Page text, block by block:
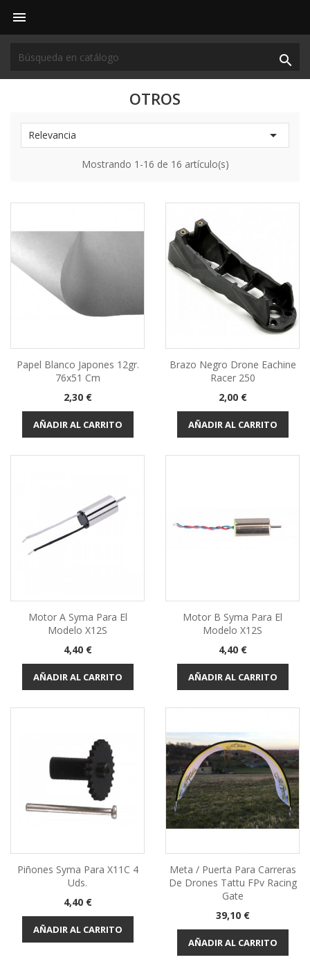


OTROS
Relevancia 
Mostrando 1-16 de 16 artículo(s)
Papel Blanco Japones 12gr.
76x51 Cm
Precio
2,30 €
AÑADIR AL CARRITO
Brazo Negro Drone Eachine
Racer 250
Precio
2,00 €
AÑADIR AL CARRITO
Motor A Syma Para El
Modelo X12S
Precio
4,40 €
AÑADIR AL CARRITO
Motor B Syma Para El
Modelo X12S
Precio
4,40 €
AÑADIR AL CARRITO
Piñones Syma Para X11C 4
Uds.
Precio
4,40 €
AÑADIR AL CARRITO
Meta / Puerta Para Carreras
De Drones Tattu FPv Racing
Gate
Precio
39,10 €
AÑADIR AL CARRITO